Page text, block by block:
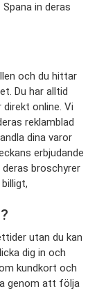
in deras
och du hittar
Du har alltid
online. Vi
reklamblad
dina varor
erbjudande
broschyrer
?
utan du kan
dig in och
kundkort och
genom att följa